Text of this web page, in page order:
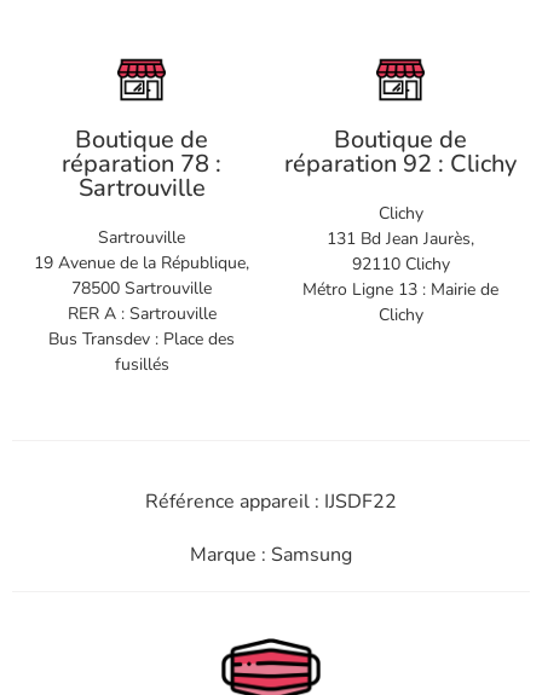
Boutique de
réparation 78 :
Sartrouville
Sartrouville
19 Avenue de la République,
78500 Sartrouville
RER A : Sartrouville
Bus Transdev : Place des
fusillés
Boutique de
réparation 92 : Clichy
Clichy
131 Bd Jean Jaurès,
92110 Clichy
Métro Ligne 13 : Mairie de
Clichy
Référence appareil : IJSDF22
Marque : Samsung